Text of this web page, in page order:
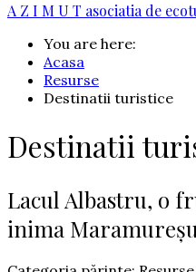
A Z I M U T asociatia de
You are here:
Acasa
Resurse
Destinatii turistice
Destinatii
Lacul Albastru, o
inima